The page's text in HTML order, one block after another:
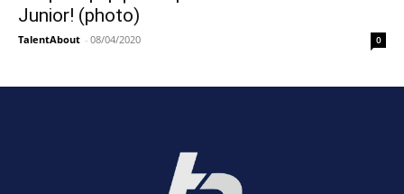
Junior! (photo)
TalentAbout - 08/04/2020 0